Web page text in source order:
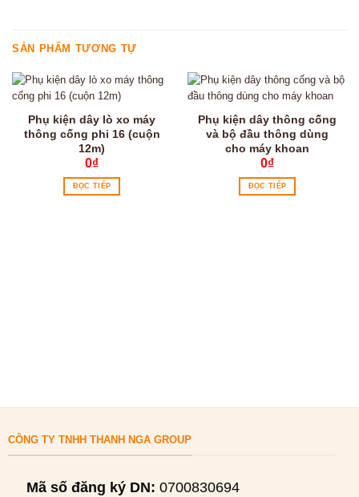
SẢN PHẨM TƯƠNG TỰ
Phụ kiện dây lò xo máy
thông cống phi 16 (cuộn
12m)
0₫
ĐỌC TIẾP
Phụ kiện dây thông cống
và bộ đầu thông dùng
cho máy khoan
0₫
ĐỌC TIẾP
CÔNG TY TNHH THANH NGA GROUP
Mã số đăng ký DN: 0700830694